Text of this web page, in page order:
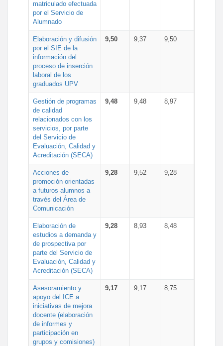
matriculado efectuada
por el Servicio de
Alumnado
Elaboración y difusión
por el SIE de la
información del
proceso de inserción
laboral de los
graduados UPV
9,50 9,37 9,50
Gestión de programas
de calidad
relacionados con los
servicios, por parte
del Servicio de
Evaluación, Calidad y
Acreditación (SECA)
9,48 9,48 8,97
Acciones de
promoción orientadas
a futuros alumnos a
través del Área de
Comunicación
9,28 9,52 9,28
Elaboración de
estudios a demanda y
de prospectiva por
parte del Servicio de
Evaluación, Calidad y
Acreditación (SECA)
9,28 8,93 8,48
Asesoramiento y
apoyo del ICE a
iniciativas de mejora
docente (elaboración
de informes y
participación en
grupos y comisiones)
9,17 9,17 8,75